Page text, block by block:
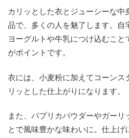
カリッとした衣とジューシーな中
品で、多くの人を魅了します。自
ヨーグルトや牛乳につけ込むこと
がポイントです。
衣には、小麦粉に加えてコーンス
リッとした仕上がりになります。
また、パプリカパウダーやガーリ
とで風味豊かな味わいに。仕上げ